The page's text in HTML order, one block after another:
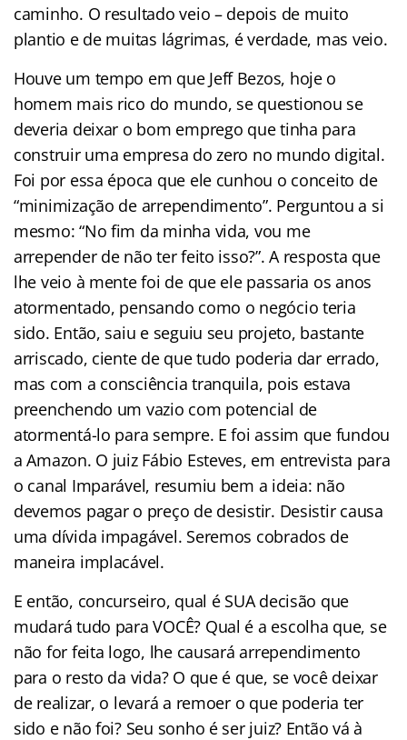
caminho. O resultado veio – depois de muito
plantio e de muitas lágrimas, é verdade, mas veio.
Houve um tempo em que Jeff Bezos, hoje o
homem mais rico do mundo, se questionou se
deveria deixar o bom emprego que tinha para
construir uma empresa do zero no mundo digital.
Foi por essa época que ele cunhou o conceito de
“minimização de arrependimento”. Perguntou a si
mesmo: “No fim da minha vida, vou me
arrepender de não ter feito isso?”. A resposta que
lhe veio à mente foi de que ele passaria os anos
atormentado, pensando como o negócio teria
sido. Então, saiu e seguiu seu projeto, bastante
arriscado, ciente de que tudo poderia dar errado,
mas com a consciência tranquila, pois estava
preenchendo um vazio com potencial de
atormentá-lo para sempre. E foi assim que fundou
a Amazon. O juiz Fábio Esteves, em entrevista para
o canal Imparável, resumiu bem a ideia: não
devemos pagar o preço de desistir. Desistir causa
uma dívida impagável. Seremos cobrados de
maneira implacável.
E então, concurseiro, qual é SUA decisão que
mudará tudo para VOCÊ? Qual é a escolha que, se
não for feita logo, lhe causará arrependimento
para o resto da vida? O que é que, se você deixar
de realizar, o levará a remoer o que poderia ter
sido e não foi? Seu sonho é ser juiz? Então vá à